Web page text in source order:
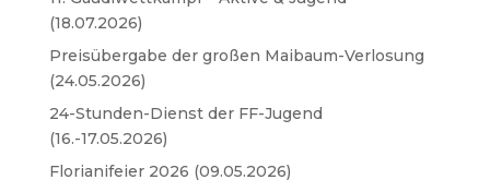
(18.07.2026)
Preisübergabe der großen Maibaum-Verlosung
(24.05.2026)
24-Stunden-Dienst der FF-Jugend
(16.-17.05.2026)
Florianifeier 2026 (09.05.2026)